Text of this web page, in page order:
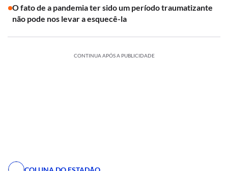
O fato de a pandemia ter sido um período traumatizante
não pode nos levar a esquecê-la
CONTINUA APÓS A PUBLICIDADE